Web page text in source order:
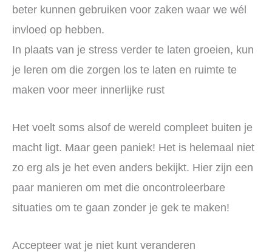
beter kunnen gebruiken voor zaken waar we wél
invloed op hebben.
In plaats van je stress verder te laten groeien, kun
je leren om die zorgen los te laten en ruimte te
maken voor meer innerlijke rust
Het voelt soms alsof de wereld compleet buiten je
macht ligt. Maar geen paniek! Het is helemaal niet
zo erg als je het even anders bekijkt. Hier zijn een
paar manieren om met die oncontroleerbare
situaties om te gaan zonder je gek te maken!
Accepteer wat je niet kunt veranderen